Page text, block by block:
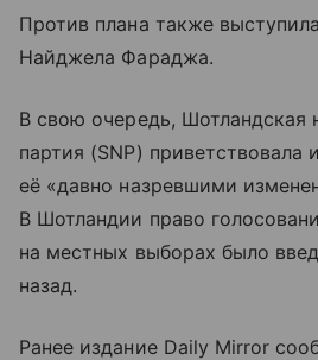
Против плана также
Найджела Фараджа.
В свою очередь, Шотландская
партия (SNP) приветствовала
её «давно назревшими
В Шотландии право
на местных выборах было
назад.
Ранее издание Daily Mirror